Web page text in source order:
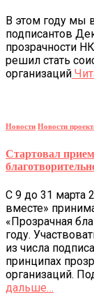
В этом году мы
подписантов
прозрачности
решил стать
организаций
Новости Новости
Стартовал
С 9 до 31 марта
вместе»
«Прозрачная
году.
из числа
принципах
организаций.
дальше…